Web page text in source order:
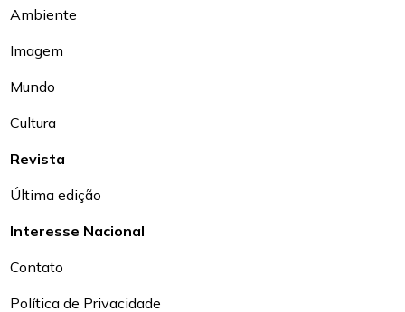
Ambiente
Imagem
Mundo
Cultura
Revista
Última edição
Interesse Nacional
Contato
Política de Privacidade